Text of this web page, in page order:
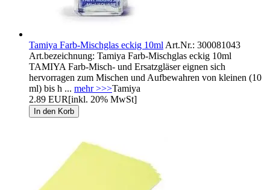
Tamiya Farb-Mischglas eckig 10ml Art.Nr.: 300081043
Art.bezeichnung: Tamiya Farb-Mischglas eckig 10ml
TAMIYA Farb-Misch- und Ersatzgläser eignen sich
hervorragen zum Mischen und Aufbewahren von kleinen (10
ml) bis h ... mehr >>>Tamiya
2.89 EUR[inkl. 20% MwSt]